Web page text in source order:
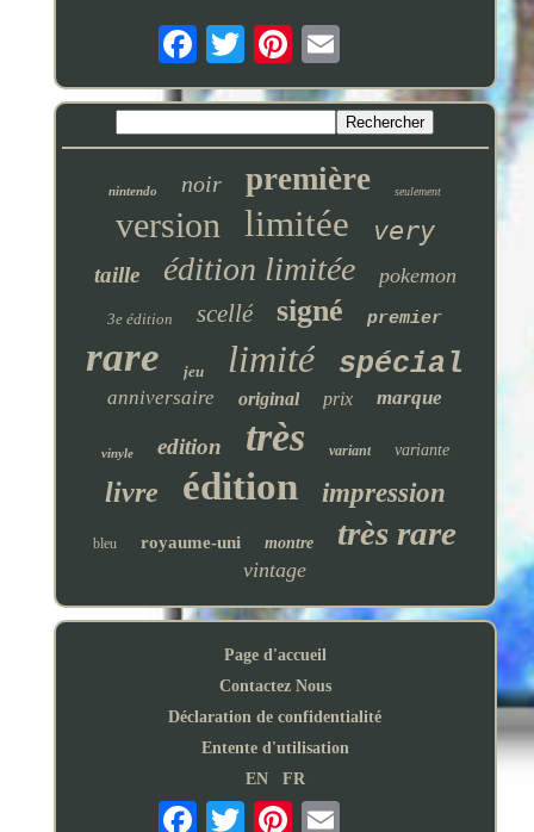
nintendo noir première seulement
version limitée very
taille édition limitée pokemon
3e édition scellé signé premier
rare jeu limité spécial
anniversaire original prix marque
vinyle edition très variant variante
livre édition impression
bleu royaume-uni montre très rare
vintage
Page d'accueil
Contactez Nous
Déclaration de confidentialité
Entente d'utilisation
EN
FR